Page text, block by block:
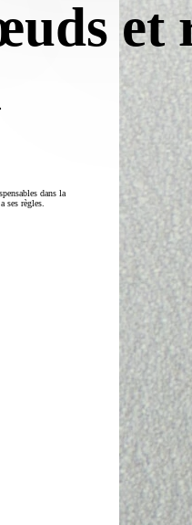
et
dans la
ses règles.